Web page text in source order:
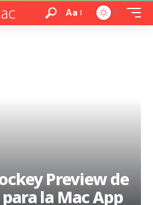
Aa
Preview de
la Mac App